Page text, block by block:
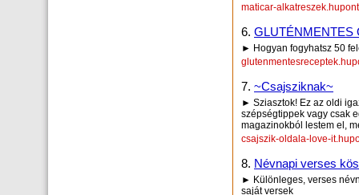
maticar-
6. GLUTÉNMENTES
► Hogyan fogyhatsz 50
7. ~Csajsziknak~
► Sziasztok! Ez az oldi
szépségtippek vagy csak
magazinokból lestem el,
csajszik-oldala-love-
8. Névnapi verses
► Különleges, verses
saját versek